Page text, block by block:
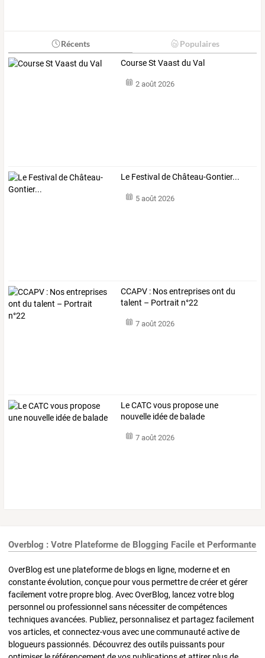
Récents Populaires
Course St Vaast du Val
2 août 2026
Le Festival de Château-Gontier...
5 août 2026
CCAPV : Nos entreprises ont du
talent – Portrait n°22
7 août 2026
Le CATC vous propose une
nouvelle idée de balade
7 août 2026
Overblog : Votre Plateforme de Blogging Facile et Performante
OverBlog est une plateforme de blogs en ligne, moderne et en
constante évolution, conçue pour vous permettre de créer et gérer
facilement votre propre blog. Avec OverBlog, lancez votre blog
personnel ou professionnel sans nécessiter de compétences
techniques avancées. Publiez, personnalisez et partagez facilement
vos articles, et connectez-vous avec une communauté active de
blogueurs passionnés. Découvrez des outils puissants pour